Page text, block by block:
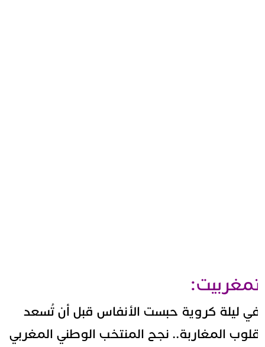
ليلة كروية حبست الأنفاس قبل أن تُسعد
المغاربة.. نجح المنتخب الوطني المغربي